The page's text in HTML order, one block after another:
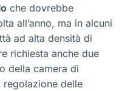
che dovrebbe
all’anno, ma in alcuni
ad alta densità di
richiesta anche due
della camera di
regolazione delle